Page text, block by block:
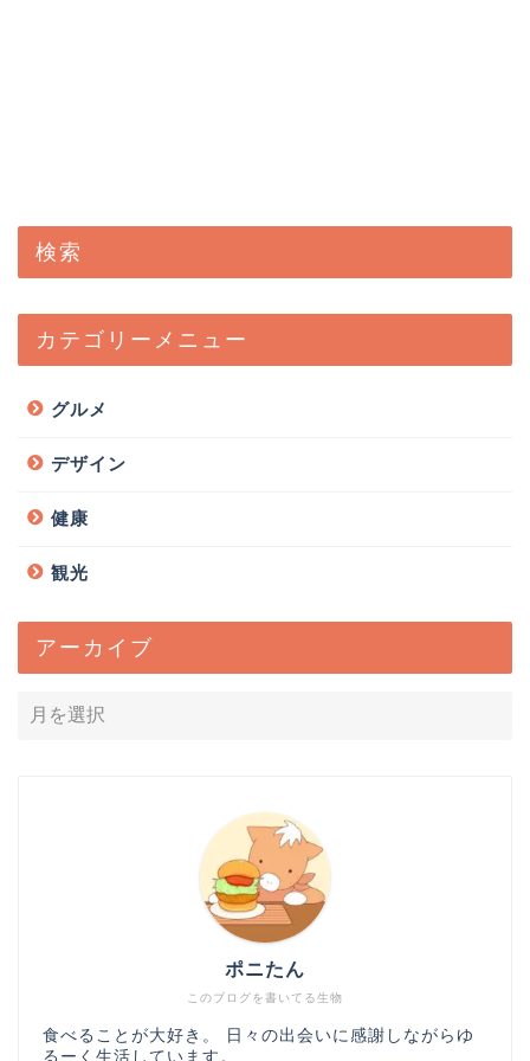
検索
カテゴリーメニュー
グルメ
デザイン
健康
観光
アーカイブ
このブログを書いてる生物
ポニたん
食べることが大好き。 日々の出会いに感謝しながらゆ
るーく生活しています。